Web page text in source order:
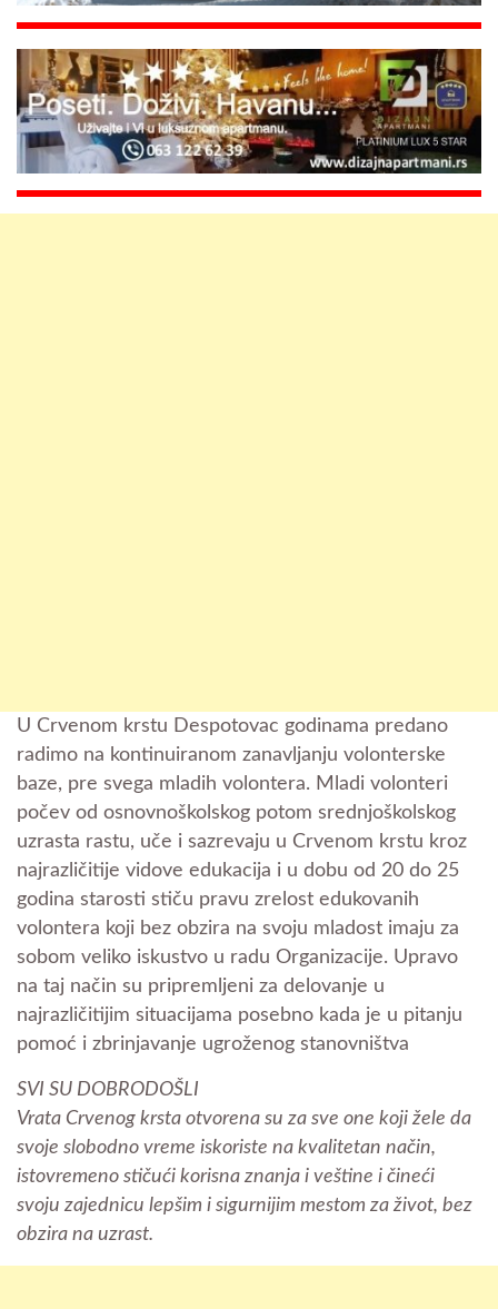
U Crvenom krstu Despotovac godinama predano
radimo na kontinuiranom zanavljanju volonterske
baze, pre svega mladih volontera. Mladi volonteri
počev od osnovnoškolskog potom srednjoškolskog
uzrasta rastu, uče i sazrevaju u Crvenom krstu kroz
najrazličitije vidove edukacija i u dobu od 20 do 25
godina starosti stiču pravu zrelost edukovanih
volontera koji bez obzira na svoju mladost imaju za
sobom veliko iskustvo u radu Organizacije. Upravo
na taj način su pripremljeni za delovanje u
najrazličitijim situacijama posebno kada je u pitanju
pomoć i zbrinjavanje ugroženog stanovništva
SVI SU DOBRODOŠLI
Vrata Crvenog krsta otvorena su za sve one koji žele da
svoje slobodno vreme iskoriste na kvalitetan način,
istovremeno stičući korisna znanja i veštine i čineći
svoju zajednicu lepšim i sigurnijim mestom za život, bez
obzira na uzrast.